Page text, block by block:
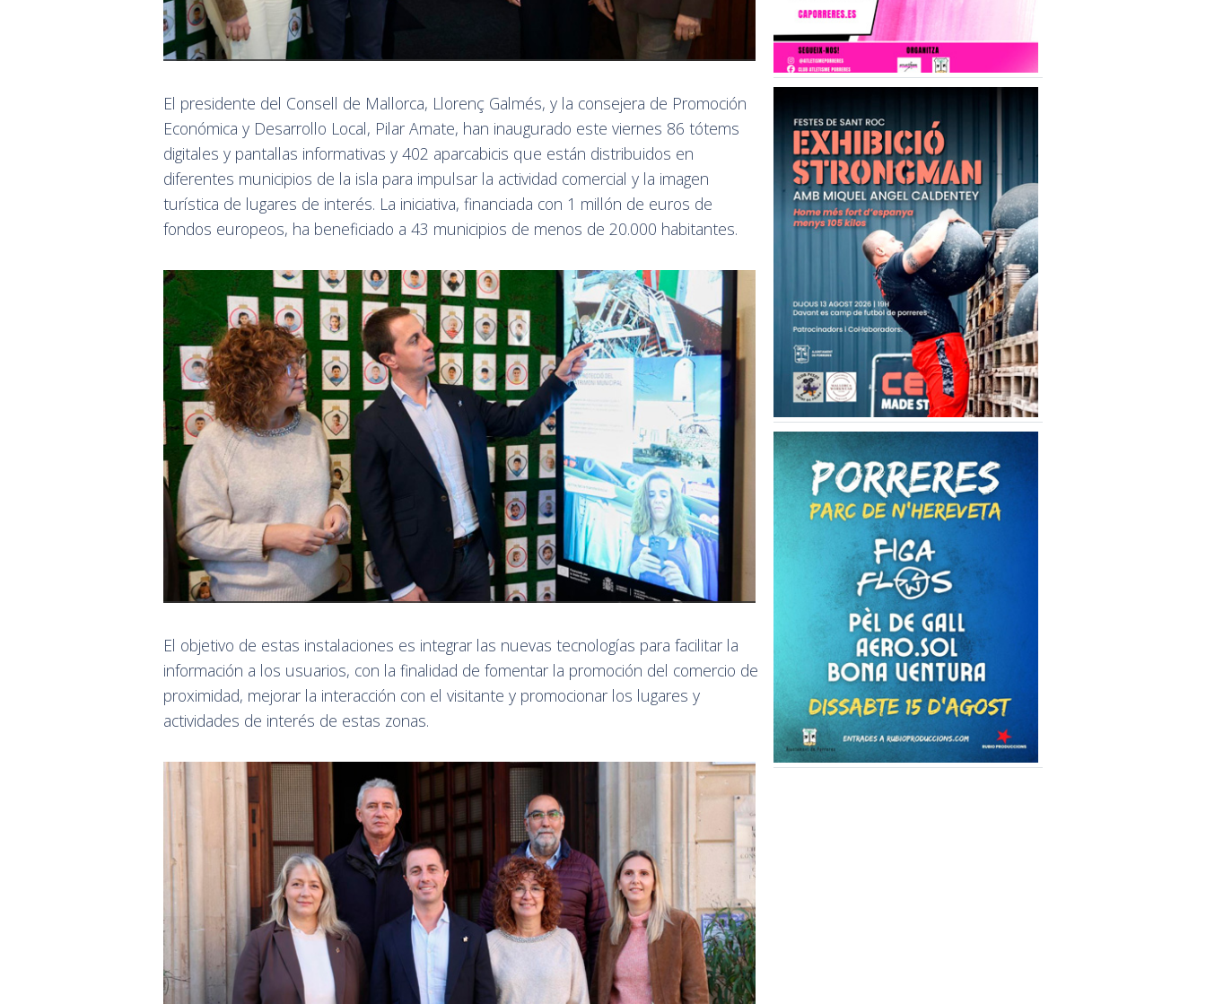
El presidente del Consell de Mallorca, Llorenç Galmés, y la consejera de Promoción
Económica y Desarrollo Local, Pilar Amate, han inaugurado este viernes 86 tótems
digitales y pantallas informativas y 402 aparcabicis que están distribuidos en
diferentes municipios de la isla para impulsar la actividad comercial y la imagen
turística de lugares de interés. La iniciativa, financiada con 1 millón de euros de
fondos europeos, ha beneficiado a 43 municipios de menos de 20.000 habitantes.
El objetivo de estas instalaciones es integrar las nuevas tecnologías para facilitar la
información a los usuarios, con la finalidad de fomentar la promoción del comercio de
proximidad, mejorar la interacción con el visitante y promocionar los lugares y
actividades de interés de estas zonas.